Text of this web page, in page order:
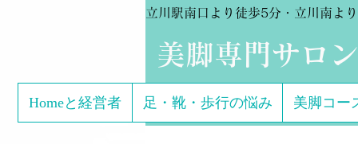
立川駅南口より徒歩5分・立川南よ
美脚専門サロ
Homeと経営者 足・靴・歩行の悩み 美脚コー